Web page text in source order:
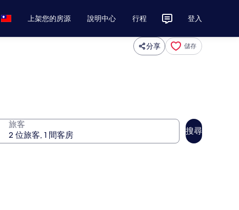
上架您的房源 說明中心 行程 登入
分享 儲存
旅客
搜尋